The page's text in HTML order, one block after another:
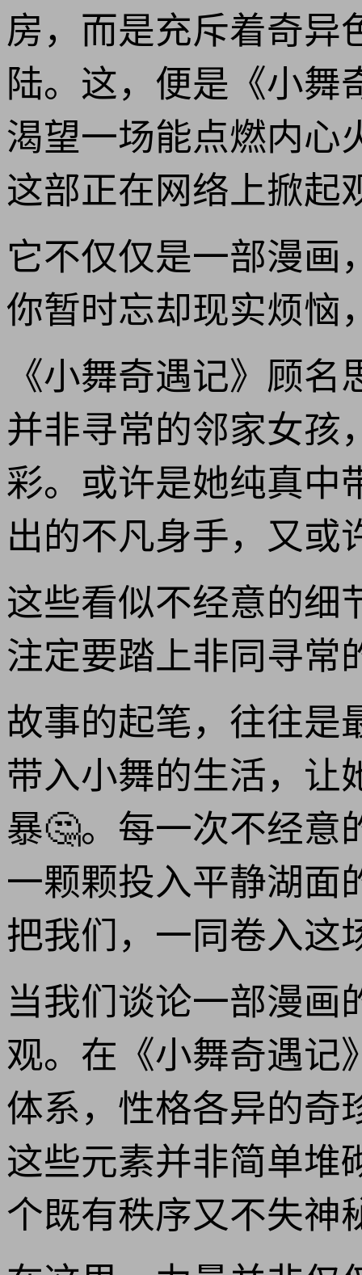
房，而是充斥着奇异
陆。这，便是《小舞
渴望一场能点燃内心
这部正在网络上掀
它不仅仅是一部漫画
你暂时忘却现实烦恼
《小舞奇遇记》顾
并非寻常的邻家女孩
彩。或许是她纯真中
出的不凡身手，又
这些看似不经意的细
注定要踏上非同寻常
故事的起笔，往往是
带入小舞的生活，让
暴🤔。每一次不经意
一颗颗投入平静湖面
把我们，一同卷入这
当我们谈论一部漫画
观。在《小舞奇遇记
体系，性格各异的奇
这些元素并非简单堆
个既有秩序又不失神